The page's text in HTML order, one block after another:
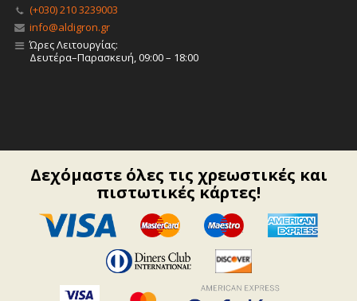
(+030) 210 3239003
info@aldigron.gr
Ώρες Λειτουργίας:
Δευτέρα–Παρασκευή, 09:00 – 18:00
Δεχόμαστε όλες τις χρεωστικές και
πιστωτικές κάρτες!